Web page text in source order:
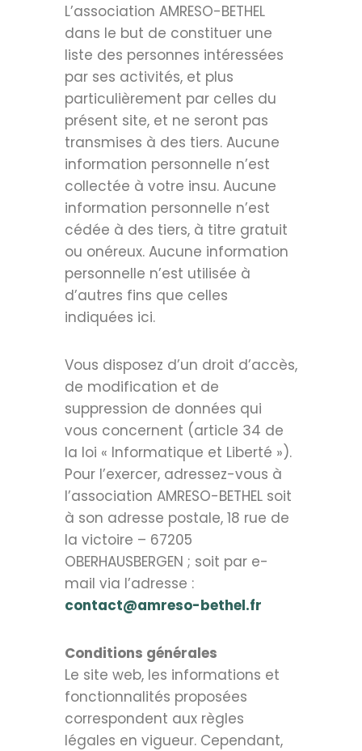
L’association AMRESO-BETHEL
dans le but de constituer une
liste des personnes intéressées
par ses activités, et plus
particulièrement par celles du
présent site, et ne seront pas
transmises à des tiers. Aucune
information personnelle n’est
collectée à votre insu. Aucune
information personnelle n’est
cédée à des tiers, à titre gratuit
ou onéreux. Aucune information
personnelle n’est utilisée à
d’autres fins que celles
indiquées ici.
Vous disposez d’un droit d’accès,
de modification et de
suppression de données qui
vous concernent (article 34 de
la loi « Informatique et Liberté »).
Pour l’exercer, adressez-vous à
l’association AMRESO-BETHEL soit
à son adresse postale, 18 rue de
la victoire – 67205
OBERHAUSBERGEN ; soit par e-
mail via l’adresse :
contact@amreso-bethel.fr
Conditions générales
Le site web, les informations et
fonctionnalités proposées
correspondent aux règles
légales en vigueur. Cependant,